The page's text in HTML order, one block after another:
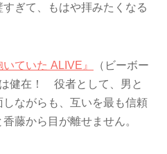
ぎて、もはや拝みたくなる
いていた ALIVE』
（ビーボー
健在！ 役者として、男と
ながらも、互いを最も信頼
藤から目が離せません。